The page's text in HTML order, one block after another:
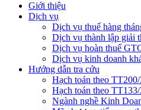
Giới thiệu
Dịch vụ
Dịch vụ thuế hàng
Dịch vụ thành lập giải
Dịch vụ hoàn thuế
Dịch vụ kinh doanh
Hướng dẫn tra cứu
Hạch toán theo
Hạch toán theo
Ngành nghề Kinh